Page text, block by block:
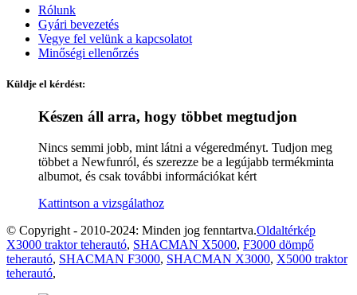
Rólunk
Gyári bevezetés
Vegye fel velünk a kapcsolatot
Minőségi ellenőrzés
Küldje el kérdést:
Készen áll arra, hogy többet megtudjon
Nincs semmi jobb, mint látni a végeredményt. Tudjon meg
többet a Newfunról, és szerezze be a legújabb termékminta
albumot, és csak további információkat kért
Kattintson a vizsgálathoz
© Copyright - 2010-2024: Minden jog fenntartva.Oldaltérkép
X3000 traktor teherautó, SHACMAN X5000, F3000 dömpő
teherautó, SHACMAN F3000, SHACMAN X3000, X5000 traktor
teherautó,